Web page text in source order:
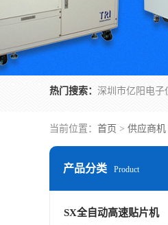
热门搜索：
当前位置： 首页 > 供应商机
产品分类 Product
SX全自动高速贴片机